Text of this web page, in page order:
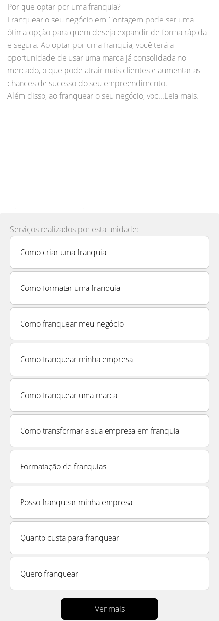
Por que optar por uma franquia?
Franquear o seu negócio em Contagem pode ser uma
ótima opção para quem deseja expandir de forma rápida
e segura. Ao optar por uma franquia, você terá a
oportunidade de usar uma marca já consolidada no
mercado, o que pode atrair mais clientes e aumentar as
chances de sucesso do seu empreendimento.
Além disso, ao franquear o seu negócio, voc...Leia mais.
Serviços realizados por esta unidade:
Como criar uma franquia
Como formatar uma franquia
Como franquear meu negócio
Como franquear minha empresa
Como franquear uma marca
Como transformar a sua empresa em franquia
Formatação de franquias
Posso franquear minha empresa
Quanto custa para franquear
Quero franquear
Ver mais